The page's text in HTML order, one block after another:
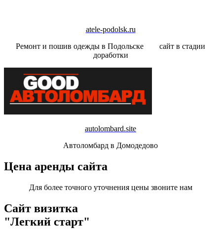
atele-podolsk.ru
Ремонт и пошив одежды в Подольске сайт в стадии
доработки
autolombard.site
Автоломбард в Домодедово
Цена аренды сайта
Для более точного уточнения цены звоните нам
Сайт визитка
"Легкий старт"